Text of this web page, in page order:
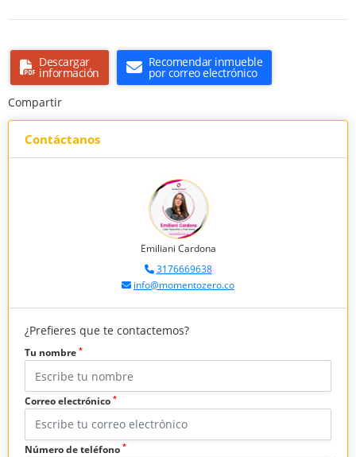
Descargar
información
Recomendar inmueble
por correo electrónico
Compartir
Contáctanos
Emiliani Cardona
3176669638
info@momentozero.co
¿Prefieres que te contactemos?
Tu nombre *
Correo electrónico *
Número de teléfono *